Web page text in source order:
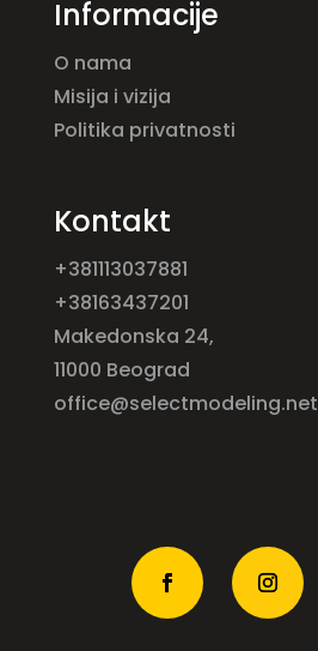
Informacije
O nama
Misija i vizija
Politika privatnosti
Kontakt
+381113037881
+38163437201
Makedonska 24,
11000 Beograd
office@selectmodeling.net